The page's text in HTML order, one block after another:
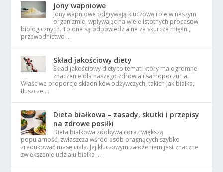
Jony wapniowe
Jony wapniowe odgrywają kluczową rolę w naszym
organizmie, wpływając na wiele istotnych procesów
biologicznych. To one są odpowiedzialne za skurcze mięśni,
przewodnictwo …
Skład jakościowy diety
Skład jakościowy diety to temat, który ma ogromne
znaczenie dla naszego zdrowia i samopoczucia.
Właściwe proporcje składników odżywczych, takich jak białka,
tłuszcze …
Dieta białkowa – zasady, skutki i przepisy
na zdrowe posiłki
Dieta białkowa zdobywa coraz większą
popularność, zwłaszcza wśród osób pragnących szybko
zredukować masę ciała. Jej kluczowym założeniem jest znaczne
zwiększenie udziału białka …